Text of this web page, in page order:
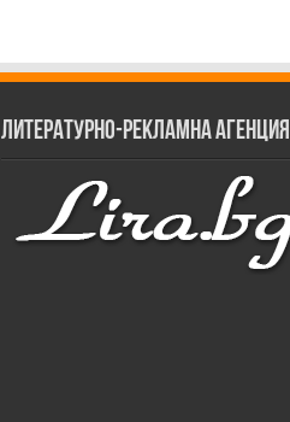
Литературно-рекламна агенция